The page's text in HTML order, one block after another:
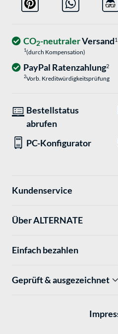
CO2-neutralerVersand1
1(durch Kompensation)
PayPal Ratenzahlung2
2Vorb. Kreditwürdigkeitsprüfung
Bestellstatus
abrufen
PC-Konfigurator
Kundenservice
Über ALTERNATE
Einfach bezahlen
Geprüft & ausgezeichnet